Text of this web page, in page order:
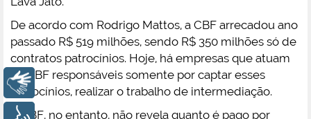
De acordo com Rodrigo Mattos, a CBF arrecadou ano
passado R$ 519 milhões, sendo R$ 350 milhões só de
contratos patrocínios. Hoje, há empresas que atuam
na CBF responsáveis somente por captar esses
patrocínios, realizar o trabalho de intermediação.
A CBF, no entanto, não revela quanto é pago por
Libras